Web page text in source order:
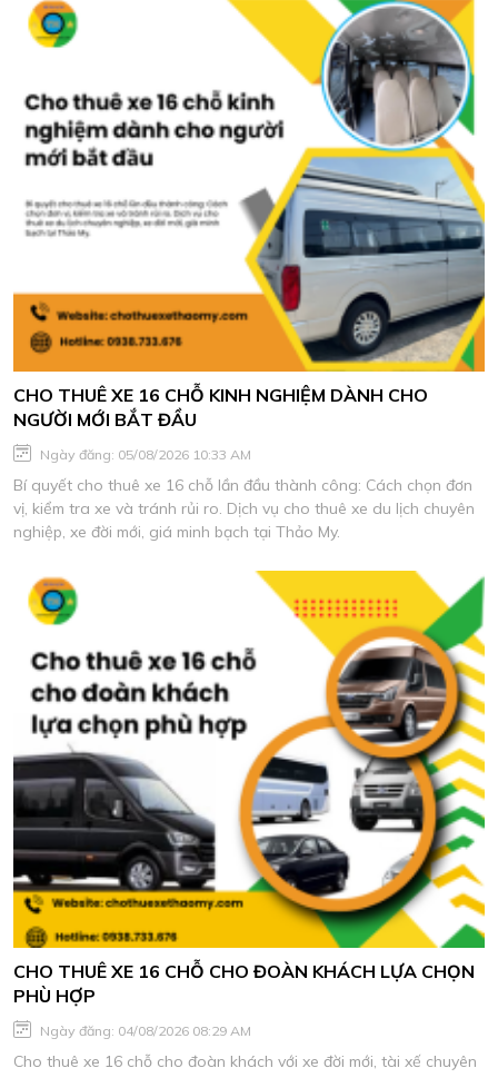
CHO THUÊ XE 16 CHỖ KINH NGHIỆM DÀNH CHO
NGƯỜI MỚI BẮT ĐẦU
Ngày đăng: 05/08/2026 10:33 AM
Bí quyết cho thuê xe 16 chỗ lần đầu thành công: Cách chọn đơn
vị, kiểm tra xe và tránh rủi ro. Dịch vụ cho thuê xe du lịch chuyên
nghiệp, xe đời mới, giá minh bạch tại Thảo My.
CHO THUÊ XE 16 CHỖ CHO ĐOÀN KHÁCH LỰA CHỌN
PHÙ HỢP
Ngày đăng: 04/08/2026 08:29 AM
Cho thuê xe 16 chỗ cho đoàn khách với xe đời mới, tài xế chuyên